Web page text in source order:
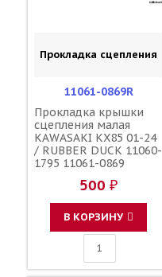
Прокладка сцепления
11061-0869R
Прокладка крышки
сцепления малая
KAWASAKI KX85 01-24
/ RUBBER DUCK 11060-
1795 11061-0869
500 ₽
В КОРЗИНУ